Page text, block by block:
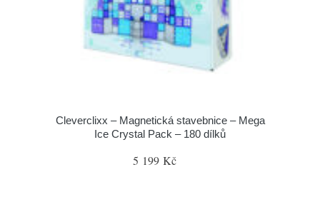
Cleverclixx – Magnetická stavebnice – Mega
Ice Crystal Pack – 180 dílků
5 199 Kč